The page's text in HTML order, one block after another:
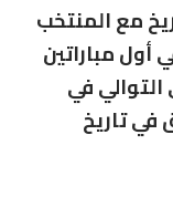
مع المنتخب
أول مباراتين
التوالي في
في تاريخ